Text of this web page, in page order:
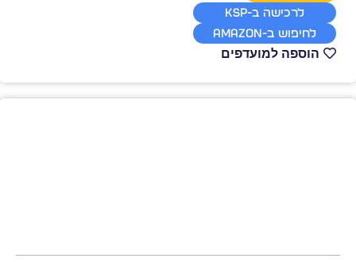
לחיפוש ב-Amazon
לרכישה ב-KSP
הוספה למועדפים